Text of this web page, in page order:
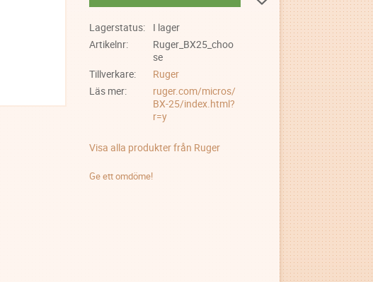
Lagerstatus
I lager
Artikelnr
Ruger_BX25_choo
se
Tillverkare
Ruger
Läs mer
ruger.com/micros/
BX-25/index.html?
r=y
Visa alla produkter från Ruger
Ge ett omdöme!